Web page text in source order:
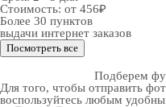
Стоимость: от 456₽
Более 30 пунктов
выдачи интернет заказов
Посмотреть все
Подберем
Для того, чтобы отправить
воспользуйтесь любым